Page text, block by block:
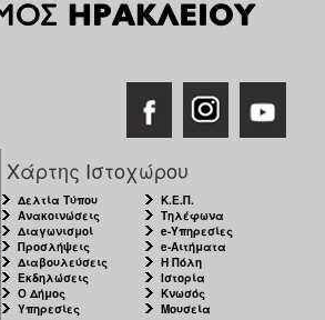
Χάρτης Ιστοχώρου
Δελτία Τύπου
Ανακοινώσεις
Διαγωνισμοί
Προσλήψεις
Διαβουλεύσεις
Εκδηλώσεις
Ο Δήμος
Υπηρεσίες
Κ.Ε.Π.
Τηλέφωνα
e-Υπηρεσίες
e-Αιτήματα
Η Πόλη
Ιστορία
Κνωσός
Μουσεία